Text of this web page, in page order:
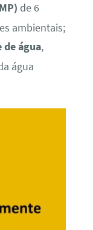
de 6
ambientais;
de água,
água